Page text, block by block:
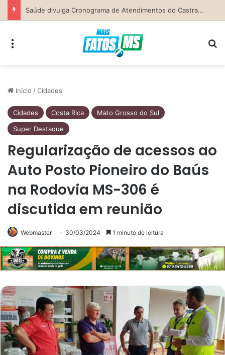
Início /Cidades
Cidades Costa Rica
Mato Grosso do Sul
Super Destaque
Regularização de acessos ao
Auto Posto Pioneiro do Baús
na Rodovia MS-306 é
discutida em reunião
Webmaster 30/03/2024 1 minuto de leitura